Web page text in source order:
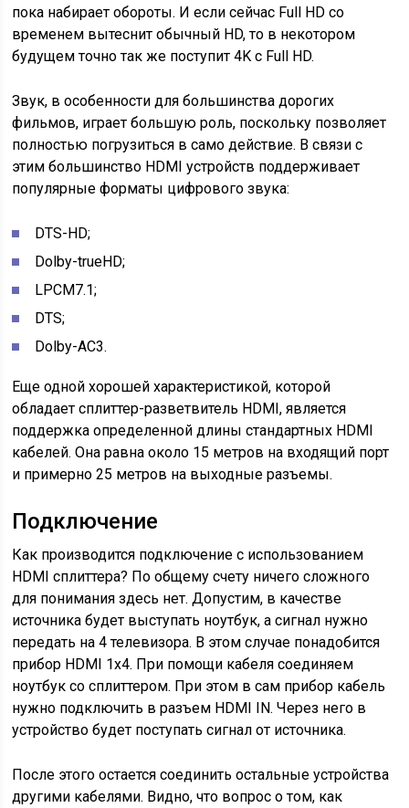
пока набирает обороты. И если сейчас Full HD со
временем вытеснит обычный HD, то в некотором
будущем точно так же поступит 4K с Full HD.
Звук, в особенности для большинства дорогих
фильмов, играет большую роль, поскольку позволяет
полностью погрузиться в само действие. В связи с
этим большинство HDMI устройств поддерживает
популярные форматы цифрового звука:
DTS-HD;
Dolby-trueHD;
LPCM7.1;
DTS;
Dolby-AC3.
Еще одной хорошей характеристикой, которой
обладает сплиттер-разветвитель HDMI, является
поддержка определенной длины стандартных HDMI
кабелей. Она равна около 15 метров на входящий порт
и примерно 25 метров на выходные разъемы.
Подключение
Как производится подключение с использованием
HDMI сплиттера? По общему счету ничего сложного
для понимания здесь нет. Допустим, в качестве
источника будет выступать ноутбук, а сигнал нужно
передать на 4 телевизора. В этом случае понадобится
прибор HDMI 1х4. При помощи кабеля соединяем
ноутбук со сплиттером. При этом в сам прибор кабель
нужно подключить в разъем HDMI IN. Через него в
устройство будет поступать сигнал от источника.
После этого остается соединить остальные устройства
другими кабелями. Видно, что вопрос о том, как